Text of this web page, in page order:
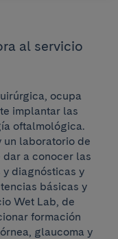
al servicio
ocupa
implantar las
oftalmológica.
un laboratorio de
dar a conocer las
diagnósticas y
básicas y
Wet Lab, de
formación
glaucoma y